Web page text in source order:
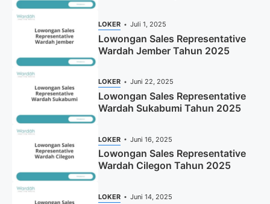
LOKER Juli 1, 2025
Lowongan Sales Representative
Wardah Jember Tahun 2025
LOKER Juni 22, 2025
Lowongan Sales Representative
Wardah Sukabumi Tahun 2025
LOKER Juni 16, 2025
Lowongan Sales Representative
Wardah Cilegon Tahun 2025
LOKER Juni 14, 2025